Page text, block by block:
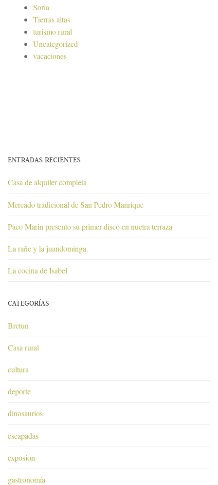
Soria
Tierras altas
turismo rural
Uncategorized
vacaciones
ENTRADAS RECIENTES
Casa de alquiler completa
Mercado tradicional de San Pedro Manrique
Paco Marin presento su primer disco en nuetra terraza
La rañe y la juandominga.
La cocina de Isabel
CATEGORÍAS
Bretun
Casa rural
cultura
deporte
dinosaurios
escapadas
exposion
gastronomía